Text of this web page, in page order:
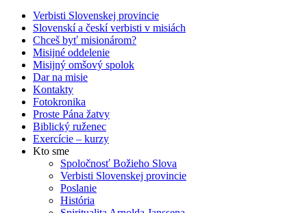
Verbisti Slovenskej provincie
Slovenskí a českí verbisti v misiách
Chceš byť misionárom?
Misijné oddelenie
Misijný omšový spolok
Dar na misie
Kontakty
Fotokronika
Proste Pána žatvy
Biblický ruženec
Exercície – kurzy
Kto sme
Spoločnosť Božieho Slova
Verbisti Slovenskej provincie
Poslanie
História